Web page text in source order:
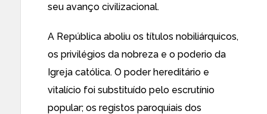
seu avanço civilizacional.
A República aboliu os títulos nobiliárquicos,
os privilégios da nobreza e o poderio da
Igreja católica. O poder hereditário e
vitalício foi substituído pelo escrutínio
popular; os registos paroquiais dos